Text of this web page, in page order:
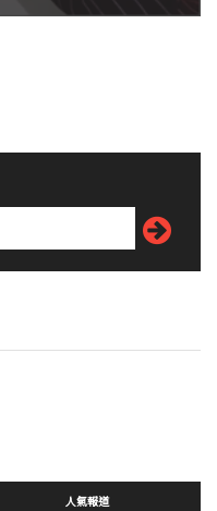
人氣報道